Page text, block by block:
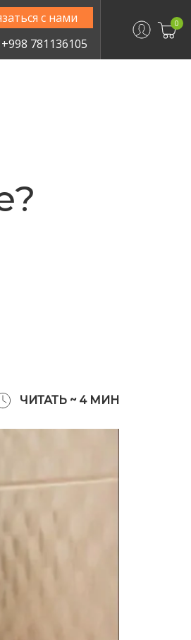
с нами
+998 781136105
0
ЧИТАТЬ ~ 4 МИН